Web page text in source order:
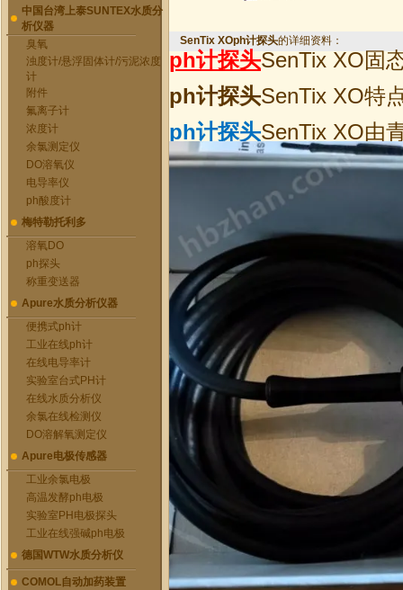
中国台湾上泰SUNTEX水质分
析仪器
臭氧
浊度计/悬浮固体计/污泥浓度
计
附件
氟离子计
浓度计
余氯测定仪
DO溶氧仪
电导率仪
ph酸度计
梅特勒托利多
溶氧DO
ph探头
称重变送器
Apure水质分析仪器
便携式ph计
工业在线ph计
在线电导率计
实验室台式PH计
在线水质分析仪
余氯在线检测仪
DO溶解氧测定仪
Apure电极传感器
工业余氯电极
高温发酵ph电极
实验室PH电极探头
工业在线强碱ph电极
德国WTW水质分析仪
COMOL自动加药装置
SenTix XOph计探头的详细资料：
ph计探头SenTix XO固
ph计探头SenTix XO特
ph计探头SenTix XO由